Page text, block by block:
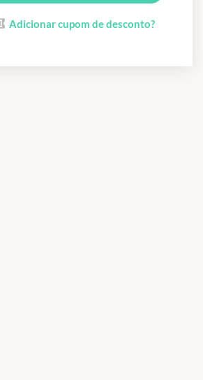
Adicionar cupom de desconto?